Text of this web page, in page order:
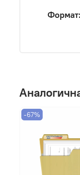
Формат:
-67%